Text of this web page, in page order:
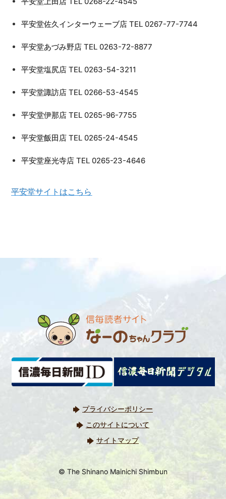
平安堂佐久インターウェーブ店 TEL 0267-77-7744
平安堂あづみ野店 TEL 0263-72-8877
平安堂塩尻店 TEL 0263-54-3211
平安堂諏訪店 TEL 0266-53-4545
平安堂伊那店 TEL 0265-96-7755
平安堂飯田店 TEL 0265-24-4545
平安堂座光寺店 TEL 0265-23-4646
平安堂サイトはこちら
プライバシーポリシー
このサイトについて
サイトマップ
© The Shinano Mainichi Shimbun